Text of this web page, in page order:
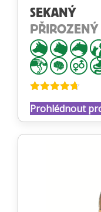
SEKANÝ
4.65z 5
Prohlédnout